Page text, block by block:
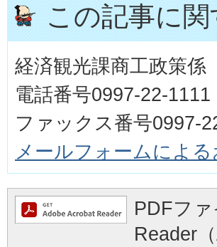
この記事に
経済観光課商工政策係
電話番号0997-22-
ファックス番号0997-
メールフォームによ
PDFフ
Reader